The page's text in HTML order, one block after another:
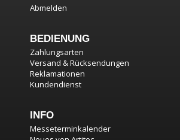
Abmelden
BEDIENUNG
Zahlungsarten
Versand & Rücksendungen
Reklamationen
Kundendienst
INFO
Messeterminkalender